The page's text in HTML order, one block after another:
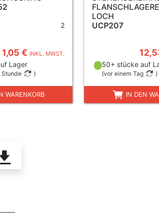
2
1,05 € INKL. MWST.
Lager
)
WARENKORB
LOCH
UCP207
50+ stücke auf
(vor einem Tag )
IN DEN